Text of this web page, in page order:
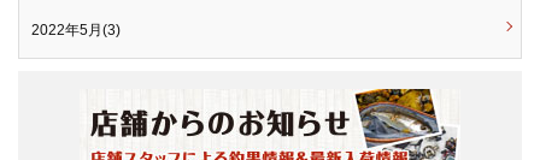
2022年5月(3)